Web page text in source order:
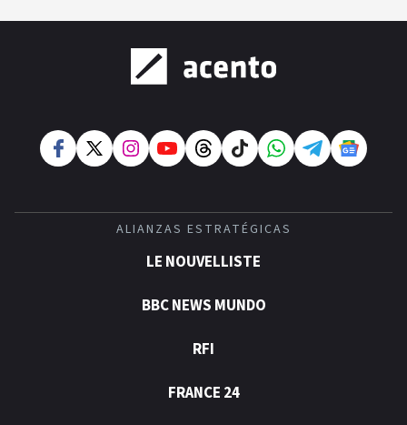
ALIANZAS ESTRATÉGICAS
LE NOUVELLISTE
BBC NEWS MUNDO
RFI
FRANCE 24